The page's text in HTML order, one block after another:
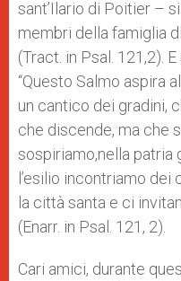
sant’Ilario di Poitier –
membri della famiglia
(Tract. in Psal. 121,2).
“Questo Salmo aspira
un cantico dei gradini,
che discende, ma che
sospiriamo,nella patria
l’esilio incontriamo
la città santa e ci
(Enarr. in Psal. 121, 2).
Cari amici, durante